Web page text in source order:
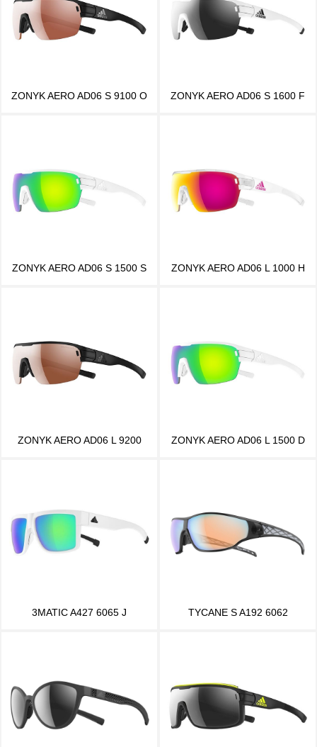
ZONYK AERO AD06 S 9100 O ZONYK AERO AD06 S 1600 F
ZONYK AERO AD06 S 1500 S ZONYK AERO AD06 L 1000 H
ZONYK AERO AD06 L 9200 ZONYK AERO AD06 L 1500 D
3MATIC A427 6065 J TYCANE S A192 6062